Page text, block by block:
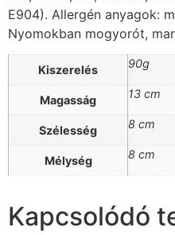
E904). Allergén anyagok:
Nyomokban mogyorót,
Kiszerelés 90g
Magasság 13 cm
Szélesség 8 cm
Mélység 8 cm
Kapcsolódó